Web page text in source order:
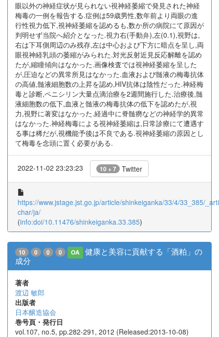
眼以外の神経症状が見られない視神経萎縮で発見された神経
梅毒の一例を報告する.症例は59歳男性,数年前より両眼の進
行性視力低下,視神経萎縮を認めるも,数か所の病院にて原因が
判明せず当院へ紹介となった.視力右(手動弁),左(0.1),視野は,
右は下耳側周辺のみ残存,左は中心および下方に暗点を呈し,両
眼視神経乳頭の萎縮がみられた.対光反射近見反応解離を認め
たが,縮瞳傾向はなかった.画像検査では視神経萎縮を呈した
が,圧迫などの異常所見はなかった.血液および髄液の梅毒抗体
の高値,髄液細胞数の上昇を認め,HIV抗体は陰性だった.神経梅
毒と診断,ペニシリン大量点滴治療を2週間施行した.治療後,髄
液細胞数の低下,血液と髄液の梅毒抗体の低下を認めたが,視
力,視野に著変はなかった.経過中に脊髄癆などの神経学的異常
はなかった.神経梅毒による視神経萎縮は,日常診療にて遭遇す
る事は稀だが,視機能予後は不良である.視神経萎縮の原因とし
て梅毒を念頭に置く必要がある.
2022-11-02 23:23:23 10 + 7 Twitter
https://www.jstage.jst.go.jp/article/shinkeiganka/33/4/33_385/
char/ja/
(info:doi/10.11476/shinkeiganka.33.385)
10 0 0 0 OA
健康と美容に貢献する「酒粕」の
成分
著者
渡辺 敏郎
出版者
日本醸造協会
巻号頁・発行日
vol.107, no.5, pp.282-291, 2012 (Released:2013-10-08)